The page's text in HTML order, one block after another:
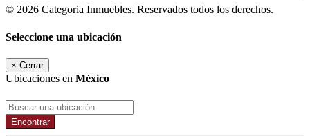
© 2026 Categoria Inmuebles. Reservados todos los derechos.
Seleccione una ubicación
× Cerrar
Ubicaciones en México
Encontrar